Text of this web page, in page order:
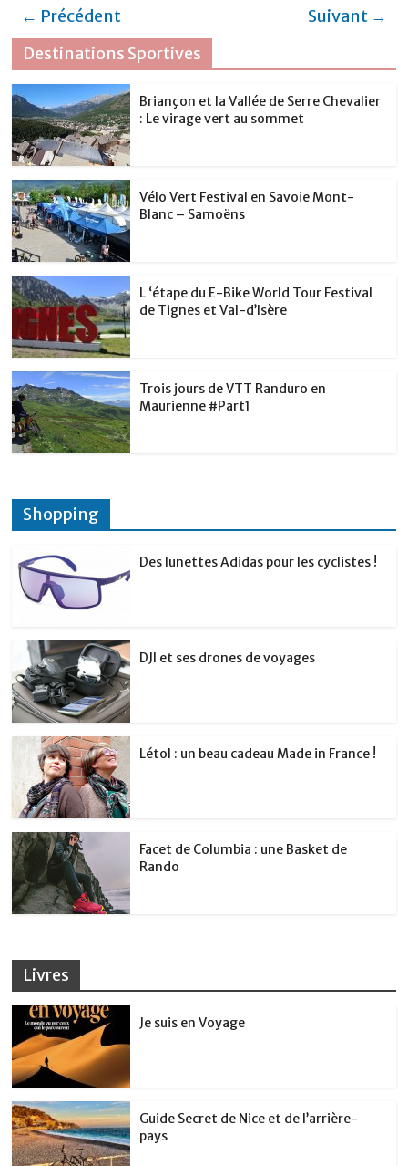
c
e
b
o
o
k
it
te
r
at
s
A
p
p
e
n
g
e
dI
n
er
← Précédent
Suivant →
Destinations Sportives
Briançon et la Vallée de Serre Chevalier
: Le virage vert au sommet
Vélo Vert Festival en Savoie Mont-
Blanc – Samoëns
L ‘étape du E-Bike World Tour Festival
de Tignes et Val-d’Isère
Trois jours de VTT Randuro en
Maurienne #Part1
Shopping
Des lunettes Adidas pour les cyclistes !
DJI et ses drones de voyages
Létol : un beau cadeau Made in France !
Facet de Columbia : une Basket de
Rando
Livres
Je suis en Voyage
Guide Secret de Nice et de l’arrière-
pays